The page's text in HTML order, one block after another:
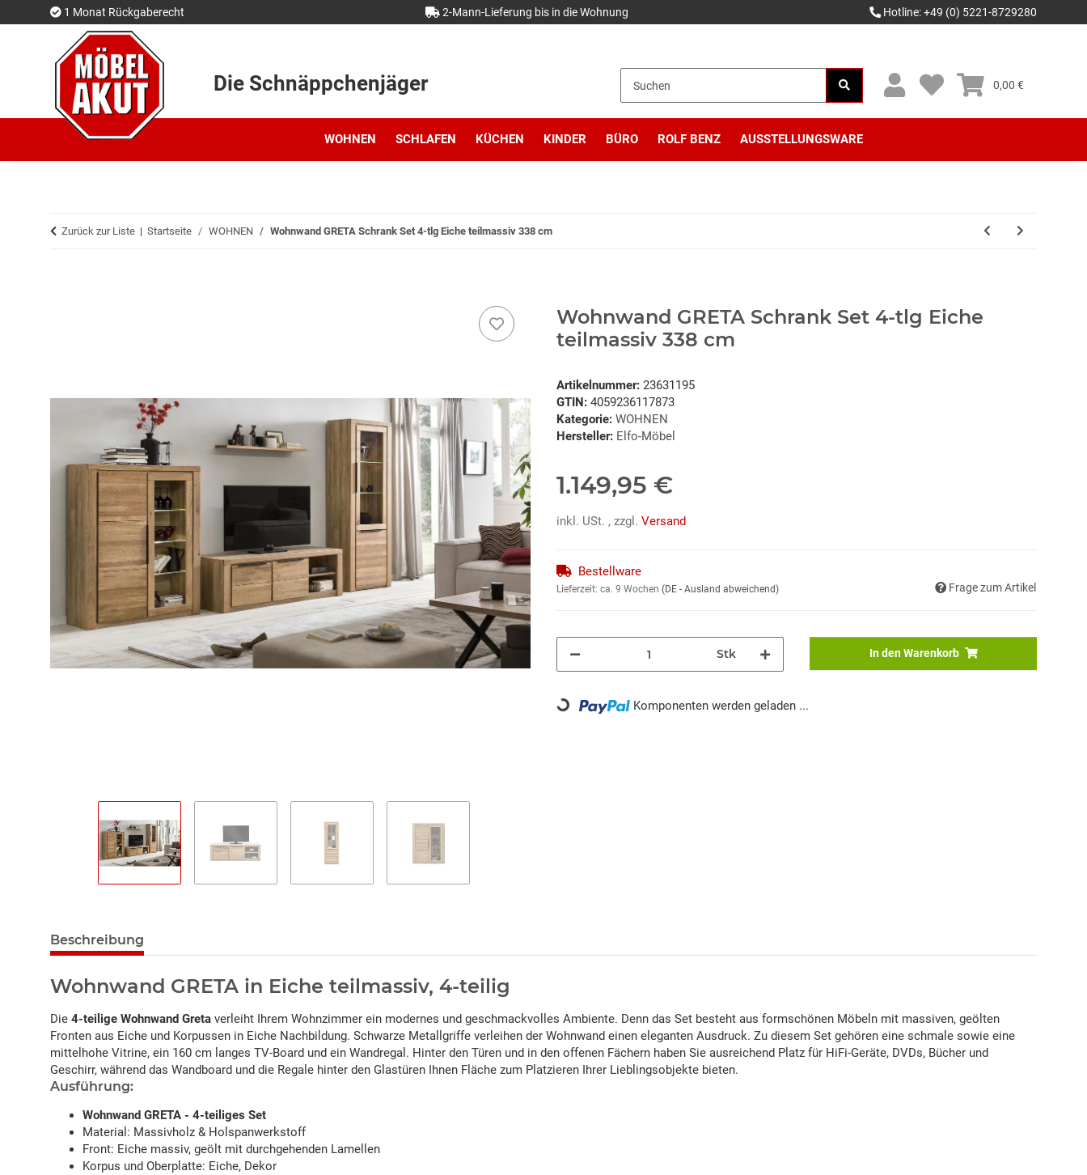
1 Monat Rückgaberecht 2-Mann-Lieferung bis in die Wohnung Hotline: +49 (0) 5221-8729280
Die Schnäppchenjäger 0,00 €
WOHNEN SCHLAFEN KÜCHEN KINDER BÜRO ROLF BENZ AUSSTELLUNGSWARE
Zurück zur Liste Startseite WOHNEN Wohnwand GRETA Schrank Set 4-tlg Eiche teilmassiv 338 cm
Wohnwand GRETA Schrank Set 4-tlg Eiche
teilmassiv 338 cm
Artikelnummer: 23631195
GTIN: 4059236117873
Kategorie: WOHNEN
Hersteller: Elfo-Möbel
1.149,95 €
inkl. USt. , zzgl. Versand
Bestellware
Lieferzeit: ca. 9 Wochen (DE - Ausland abweichend) Frage zum Artikel
Stk In den Warenkorb
Loading... Komponenten werden geladen ...
Beschreibung
Wohnwand GRETA in Eiche teilmassiv, 4-teilig
Die 4-teilige Wohnwand Greta verleiht Ihrem Wohnzimmer ein modernes und geschmackvolles Ambiente. Denn das Set besteht aus formschönen Möbeln mit massiven, geölten
Fronten aus Eiche und Korpussen in Eiche Nachbildung. Schwarze Metallgriffe verleihen der Wohnwand einen eleganten Ausdruck. Zu diesem Set gehören eine schmale sowie eine
mittelhohe Vitrine, ein 160 cm langes TV-Board und ein Wandregal. Hinter den Türen und in den offenen Fächern haben Sie ausreichend Platz für HiFi-Geräte, DVDs, Bücher und
Geschirr, während das Wandboard und die Regale hinter den Glastüren Ihnen Fläche zum Platzieren Ihrer Lieblingsobjekte bieten.
Ausführung:
Wohnwand GRETA - 4-teiliges Set
Material: Massivholz & Holspanwerkstoff
Front: Eiche massiv, geölt mit durchgehenden Lamellen
Korpus und Oberplatte: Eiche, Dekor